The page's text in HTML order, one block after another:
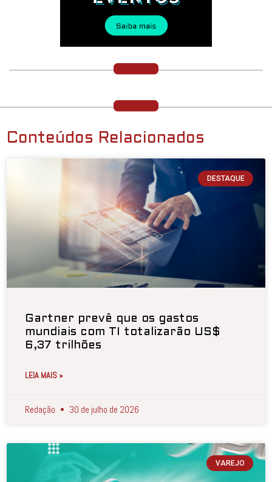
Conteúdos Relacionados
DESTAQUE
Gartner prevê que os gastos
mundiais com TI totalizarão US$
6,37 trilhões
LEIA MAIS »
Redação 30 de julho de 2026
VAREJO